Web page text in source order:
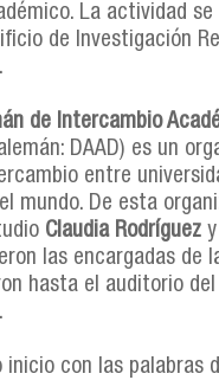
La actividad se
de Investigación
de Intercambio
DAAD) es un
entre
mundo. De esta
Claudia Rodríguez y
las encargadas de
hasta el auditorio
inicio con las palabras